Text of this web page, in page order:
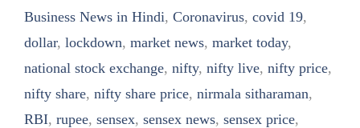
Business News in Hindi, Coronavirus, covid 19,
dollar, lockdown, market news, market today,
national stock exchange, nifty, nifty live, nifty price,
nifty share, nifty share price, nirmala sitharaman,
RBI, rupee, sensex, sensex news, sensex price,